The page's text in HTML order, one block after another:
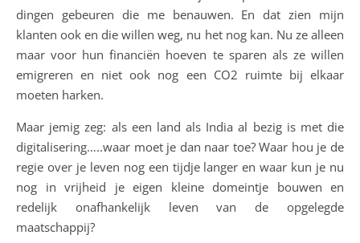
dingen gebeuren die me benauwen. En dat zien mijn
klanten ook en die willen weg, nu het nog kan. Nu ze alleen
maar voor hun financiën hoeven te sparen als ze willen
emigreren en niet ook nog een CO2 ruimte bij elkaar
moeten harken.
Maar jemig zeg: als een land als India al bezig is met die
digitalisering…..waar moet je dan naar toe? Waar hou je de
regie over je leven nog een tijdje langer en waar kun je nu
nog in vrijheid je eigen kleine domeintje bouwen en
redelijk onafhankelijk leven van de opgelegde
maatschappij?